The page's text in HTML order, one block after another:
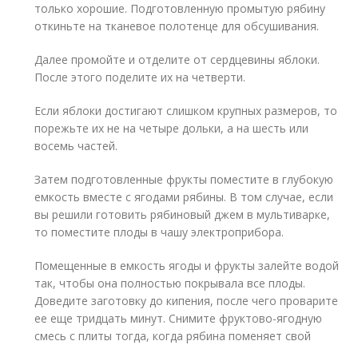
только хорошие. Подготовленную промытую рябину
откиньте на тканевое полотенце для обсушивания.
Далее промойте и отделите от сердцевины яблоки.
После этого поделите их на четверти.
Если яблоки достигают слишком крупных размеров, то
порежьте их не на четыре дольки, а на шесть или
восемь частей.
Затем подготовленные фрукты поместите в глубокую
емкость вместе с ягодами рябины. В том случае, если
вы решили готовить рябиновый джем в мультиварке,
то поместите плоды в чашу электроприбора.
Помещенные в емкость ягоды и фрукты залейте водой
так, чтобы она полностью покрывала все плоды.
Доведите заготовку до кипения, после чего проварите
ее еще тридцать минут. Снимите фруктово-ягодную
смесь с плиты тогда, когда рябина поменяет свой